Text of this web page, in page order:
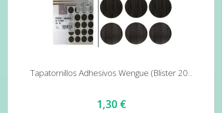
Tapatornillos Adhesivos Wengue (Blister 20...
1,30 €